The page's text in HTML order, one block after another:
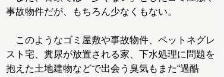
事故物件だが、もちろん少なくもない。
このようなゴミ屋敷や事故物件、ペットネグレ
スト宅、糞尿が放置される家、下水処理に問題を
抱えた土地建物などで出会う臭気もまた“過酷